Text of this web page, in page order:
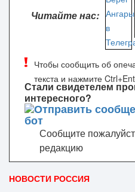
Читайте нас:
Стали свидетелем
интересного?
Сообщите
редакцию
Чтобы сообщить об
текста и нажмите
НОВОСТИ РОССИЯ